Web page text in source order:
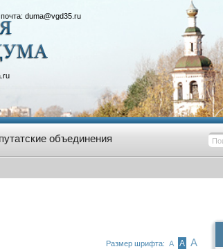
duma@vgd35.ru
объединения
Размер шрифта: А А А